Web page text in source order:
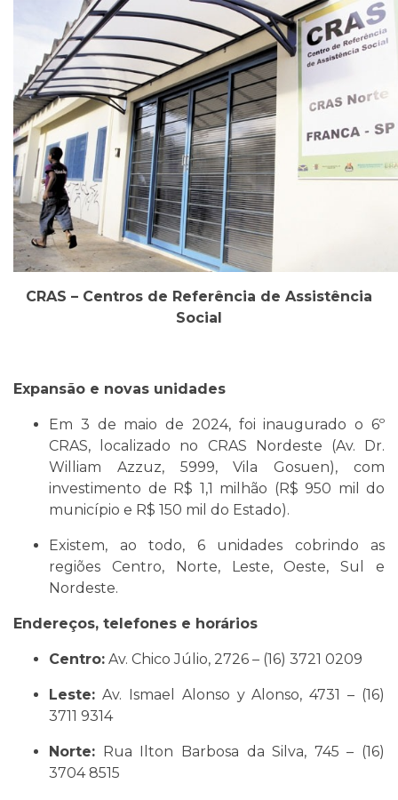
CRAS – Centros de Referência de Assistência
Social
Expansão e novas unidades
Em 3 de maio de 2024, foi inaugurado o 6º
CRAS, localizado no CRAS Nordeste (Av. Dr.
William Azzuz, 5999, Vila Gosuen), com
investimento de R$ 1,1 milhão (R$ 950 mil do
município e R$ 150 mil do Estado).
Existem, ao todo, 6 unidades cobrindo as
regiões Centro, Norte, Leste, Oeste, Sul e
Nordeste.
Endereços, telefones e horários
Centro: Av. Chico Júlio, 2726 – (16) 3721 0209
Leste: Av. Ismael Alonso y Alonso, 4731 – (16)
3711 9314
Norte: Rua Ilton Barbosa da Silva, 745 – (16)
3704 8515